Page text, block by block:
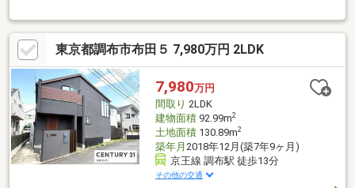
ランドタイプを採用。調理しながら家族と会話が楽しめる、家事
動線にも優れた設計です。オール電化仕様でガス不要のため、光
熱費の管理がしやすく、毎日の暮らしをシンプルに整えてくれま
す。さらに太陽光パネルを搭載しており、売電収入による経済的
メリットと、環境にやさしいエコライフを実現します。広々とし
た庭スペースも魅力のひとつ。ガーデニングやバーベキューな
ど、プライベートな時間をご自宅で満喫できます。
東京都調布市布田５ 7,980万円 2LDK
7,980万円
間取り 2LDK
建物面積92.99m2
土地面積130.89m2
築年月 2018年12月(築7年9ヶ月)
京王線 調布駅 徒歩13分
その他の交通